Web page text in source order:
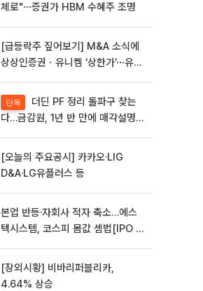
체로"⋯증권가 HBM 수혜주 조명
[급등락주 짚어보기] M&A 소식에
상상인증권ㆍ유니켐 ‘상한가’⋯유증
단독
다…금감원, 1년 반 만에 매각설명회
[오늘의 주요공시] 카카오·LIG
D&A·LG유플러스 등
본업 반등·자회사 적자 축소…에스
텍시스템, 코스피 몸값 셈법[IPO 엑
[장외시황] 비바리퍼블리카,
4.64% 상승